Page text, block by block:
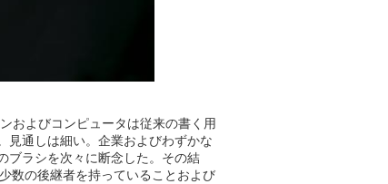
およびコンピュータは従来の書く用
見通しは細い。企業およびわずかな
ブラシを次々に断念した。その結
数の後継者を持っていることおよび